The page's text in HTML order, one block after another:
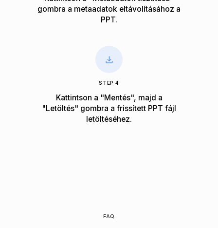
gombra a metaadatok eltávolításához a
PPT.
STEP 4
Kattintson a "Mentés", majd a
"Letöltés" gombra a frissített PPT fájl
letöltéséhez.
FAQ